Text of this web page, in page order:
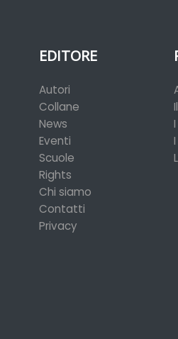
EDITORE
Autori
Collane
News
Eventi
Scuole
Rights
Chi siamo
Contatti
Privacy